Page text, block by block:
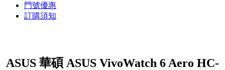
門號優惠
訂購須知
ASUS 華碩 ASUS VivoWatch 6 Aero HC-